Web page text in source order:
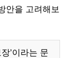
안을 고려해보
’이라는 문